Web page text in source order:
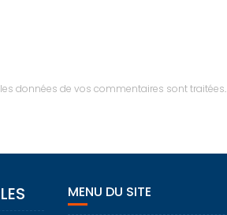
données de vos commentaires sont traitées.
MENU DU SITE